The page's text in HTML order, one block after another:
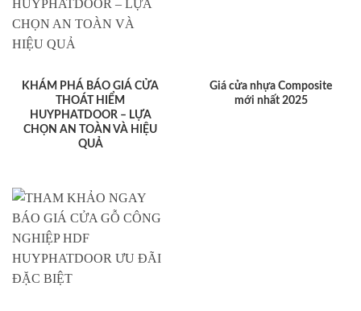
KHÁM PHÁ BÁO GIÁ CỬA
THOÁT HIỂM
HUYPHATDOOR – LỰA
CHỌN AN TOÀN VÀ HIỆU
QUẢ
Giá cửa nhựa Composite
mới nhất 2025